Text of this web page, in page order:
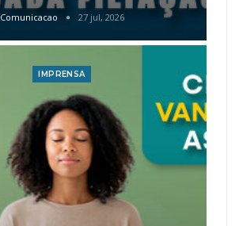
Comunicacao 27 jul, 2026
IMPRENSA